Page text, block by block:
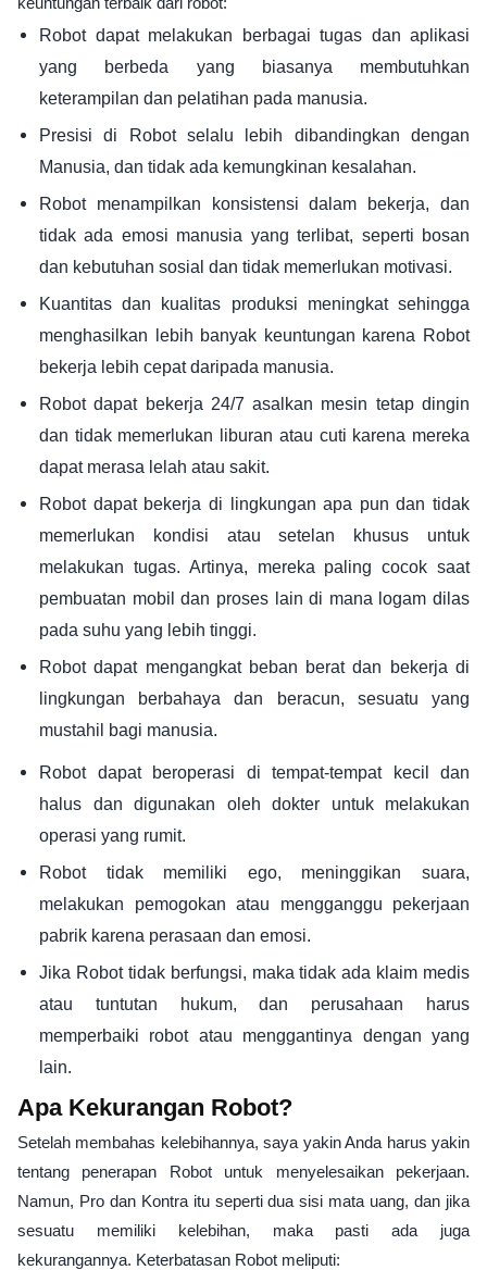
Robot dapat melakukan berbagai tugas dan aplikasi
yang berbeda yang biasanya membutuhkan
keterampilan dan pelatihan pada manusia.
Presisi di Robot selalu lebih dibandingkan dengan
Manusia, dan tidak ada kemungkinan kesalahan.
Robot menampilkan konsistensi dalam bekerja, dan
tidak ada emosi manusia yang terlibat, seperti bosan
dan kebutuhan sosial dan tidak memerlukan motivasi.
Kuantitas dan kualitas produksi meningkat sehingga
menghasilkan lebih banyak keuntungan karena Robot
bekerja lebih cepat daripada manusia.
Robot dapat bekerja 24/7 asalkan mesin tetap dingin
dan tidak memerlukan liburan atau cuti karena mereka
dapat merasa lelah atau sakit.
Robot dapat bekerja di lingkungan apa pun dan tidak
memerlukan kondisi atau setelan khusus untuk
melakukan tugas. Artinya, mereka paling cocok saat
pembuatan mobil dan proses lain di mana logam dilas
pada suhu yang lebih tinggi.
Robot dapat mengangkat beban berat dan bekerja di
lingkungan berbahaya dan beracun, sesuatu yang
mustahil bagi manusia.
Robot dapat beroperasi di tempat-tempat kecil dan
halus dan digunakan oleh dokter untuk melakukan
operasi yang rumit.
Robot tidak memiliki ego, meninggikan suara,
melakukan pemogokan atau mengganggu pekerjaan
pabrik karena perasaan dan emosi.
Jika Robot tidak berfungsi, maka tidak ada klaim medis
atau tuntutan hukum, dan perusahaan harus
memperbaiki robot atau menggantinya dengan yang
lain.
Apa Kekurangan Robot?
Setelah membahas kelebihannya, saya yakin Anda harus yakin
tentang penerapan Robot untuk menyelesaikan pekerjaan.
Namun, Pro dan Kontra itu seperti dua sisi mata uang, dan jika
sesuatu memiliki kelebihan, maka pasti ada juga
kekurangannya. Keterbatasan Robot meliputi: